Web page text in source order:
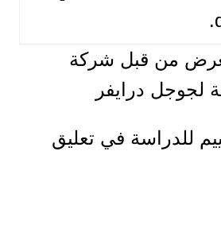
.
من قبل شركة
لجوجل درايفر
للدراسة في تعليق